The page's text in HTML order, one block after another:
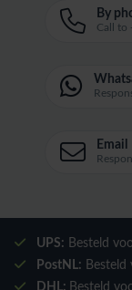
By
Call to
Email
UPS: Besteld
PostNL: Besteld
DHL: Besteld